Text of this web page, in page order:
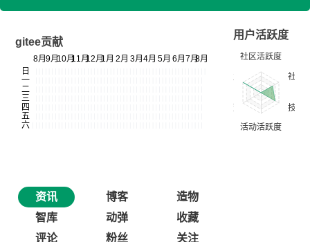
gitee贡献
用户活跃度
资讯 博客
造物
智库
动弹
收藏
评论
粉丝 关注